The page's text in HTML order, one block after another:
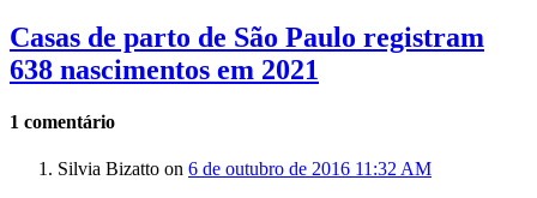
Casas de parto de São Paulo registram
638 nascimentos em 2021
1 comentário
Silvia Bizatto on 6 de outubro de 2016 11:32 AM